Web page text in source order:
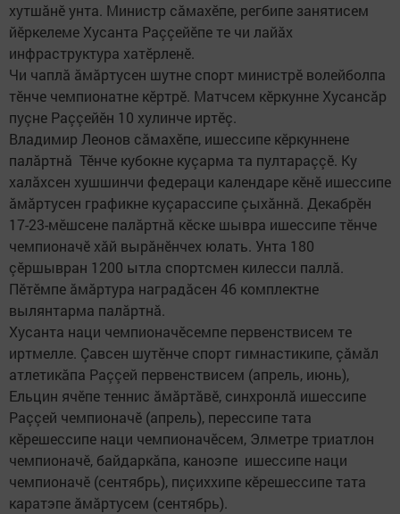
хутшăнӗ унта. Министр сăмахӗпе, регбипе занятисем
йӗркелеме Хусанта Раççейӗпе те чи лайăх
инфраструктура хатӗрленӗ.
Чи чаплă ăмăртусен шутне спорт министрӗ волейболпа
тӗнче чемпионатне кӗртрӗ. Матчсем кӗркунне Хусансăр
пуçне Раççейӗн 10 хулинче иртӗç.
Владимир Леонов сăмахӗпе, ишессипе кӗркуннене
палăртнă Тӗнче кубокне куçарма та пултараççӗ. Ку
халăхсен хушшинчи федераци календаре кӗнӗ ишессипе
ăмăртусен графикне куçарассипе çыхăннă. Декабрӗн
17-23-мӗшсене палăртнă кӗске шывра ишессипе тӗнче
чемпионачӗ хăй вырăнӗнчех юлать. Унта 180
çӗршывран 1200 ытла спортсмен килесси паллă.
Пӗтӗмпе ăмăртура наградăсен 46 комплектне
вылянтарма палăртнă.
Хусанта наци чемпионачӗсемпе первенствисем те
иртмелле. Çавсен шутӗнче спорт гимнастикипе, çăмăл
атлетикăпа Раççей первенствисем (апрель, июнь),
Ельцин ячӗпе теннис ăмăртăвӗ, синхронлă ишессипе
Раççей чемпионачӗ (апрель), перессипе тата
кӗрешессипе наци чемпионачӗсем, Элметре триатлон
чемпионачӗ, байдаркăпа, каноэпе ишессипе наци
чемпионачӗ (сентябрь), пиçиххипе кӗрешессипе тата
каратэпе ăмăртусем (сентябрь).